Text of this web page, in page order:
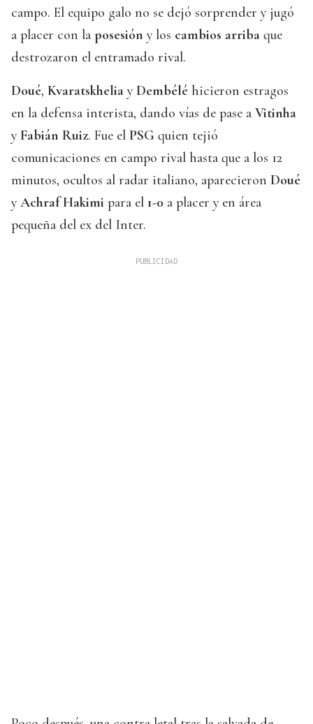
campo. El equipo galo no se dejó sorprender y jugó
a placer con la posesión y los cambios arriba que
destrozaron el entramado rival.
Doué, Kvaratskhelia yDembélé hicieron estragos
en la defensa interista, dando vías de pase a Vitinha
yFabián Ruiz. Fue el PSG quien tejió
comunicaciones en campo rival hasta que a los 12
minutos, ocultos al radar italiano, aparecieron Doué
yAchraf Hakimi para el 1-0 a placer y en área
pequeña del ex del Inter.